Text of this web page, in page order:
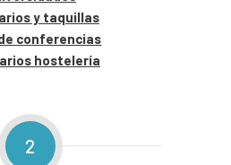
y taquillas
conferencias
hostelería
2